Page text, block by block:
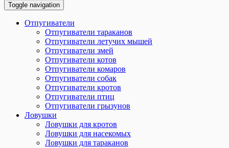
Toggle navigation
Отпугиватели
Отпугиватели тараканов
Отпугиватели летучих мышей
Отпугиватели змей
Отпугиватели котов
Отпугиватели комаров
Отпугиватели собак
Отпугиватели кротов
Отпугиватели птиц
Отпугиватели грызунов
Ловушки
Ловушки для кротов
Ловушки для насекомых
Ловушки для тараканов